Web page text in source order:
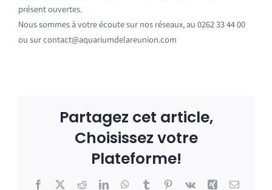
présent ouvertes.
Nous sommes à votre écoute sur nos réseaux, au 0262 33 44 00
ou sur contact@aquariumdelareunion.com
Partagez cet article,
Choisissez votre
Plateforme!
Facebook
X RedditLinkedInWhatsApp
TumblrPinterest
Vk Xing Email